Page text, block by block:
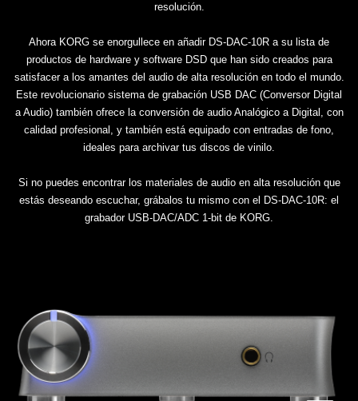
resolución.
Ahora KORG se enorgullece en añadir DS-DAC-10R a su lista de
productos de hardware y software DSD que han sido creados para
satisfacer a los amantes del audio de alta resolución en todo el mundo.
Este revolucionario sistema de grabación USB DAC (Conversor Digital
a Audio) también ofrece la conversión de audio Analógico a Digital, con
calidad profesional, y también está equipado con entradas de fono,
ideales para archivar tus discos de vinilo.
Si no puedes encontrar los materiales de audio en alta resolución que
estás deseando escuchar, grábalos tu mismo con el DS-DAC-10R: el
grabador USB-DAC/ADC 1-bit de KORG.